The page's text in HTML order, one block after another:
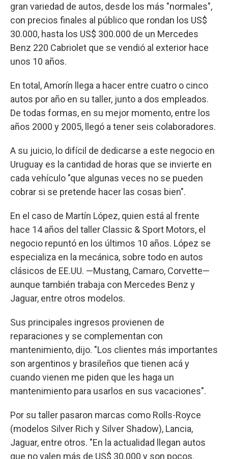
gran variedad de autos, desde los más "normales",
con precios finales al público que rondan los US$
30.000, hasta los US$ 300.000 de un Mercedes
Benz 220 Cabriolet que se vendió al exterior hace
unos 10 años.
En total, Amorín llega a hacer entre cuatro o cinco
autos por año en su taller, junto a dos empleados.
De todas formas, en su mejor momento, entre los
años 2000 y 2005, llegó a tener seis colaboradores.
A su juicio, lo difícil de dedicarse a este negocio en
Uruguay es la cantidad de horas que se invierte en
cada vehículo "que algunas veces no se pueden
cobrar si se pretende hacer las cosas bien".
En el caso de Martín López, quien está al frente
hace 14 años del taller Classic & Sport Motors, el
negocio repuntó en los últimos 10 años. López se
especializa en la mecánica, sobre todo en autos
clásicos de EE.UU. —Mustang, Camaro, Corvette—
aunque también trabaja con Mercedes Benz y
Jaguar, entre otros modelos.
Sus principales ingresos provienen de
reparaciones y se complementan con
mantenimiento, dijo. "Los clientes más importantes
son argentinos y brasileños que tienen acá y
cuando vienen me piden que les haga un
mantenimiento para usarlos en sus vacaciones".
Por su taller pasaron marcas como Rolls-Royce
(modelos Silver Rich y Silver Shadow), Lancia,
Jaguar, entre otros. "En la actualidad llegan autos
que no valen más de US$ 30.000 y son pocos.